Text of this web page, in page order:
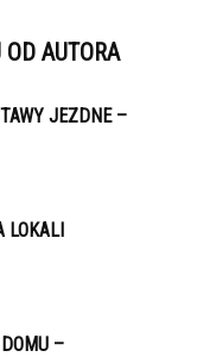
AUTORA
JEZDNE –
LOKALI
–